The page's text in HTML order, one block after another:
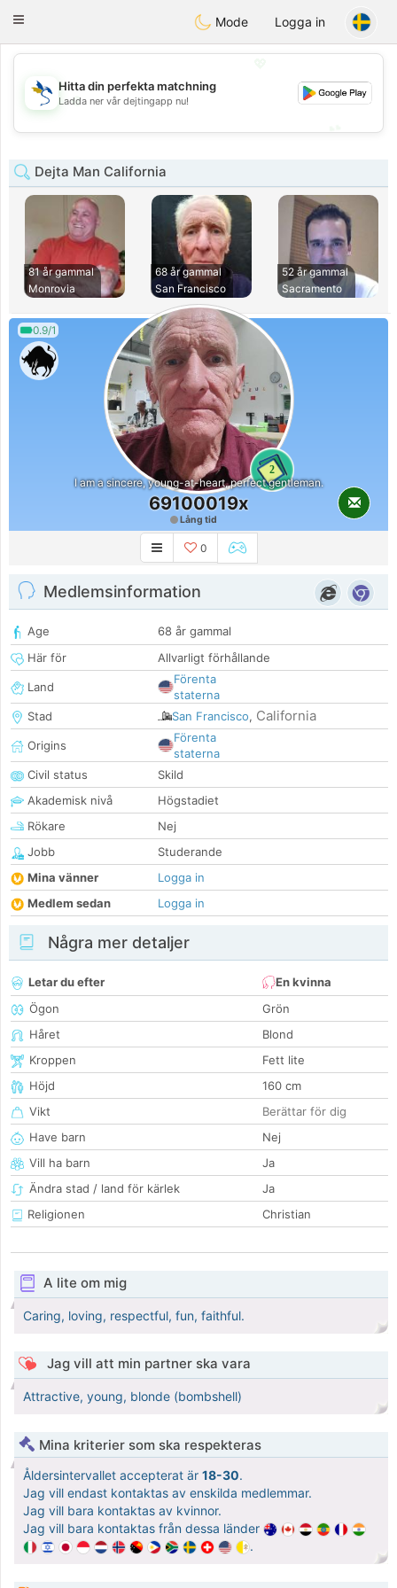
SvenskaDating
Toggle
Mode Logga in
💖
💕
Hitta din perfekta matchning
Ladda ner vår dejtingapp nu!
Dejta Man California
81 år gammal
Monrovia
68 år gammal
San Francisco
52 år gammal
Sacramento
0.9/1
2
I am a sincere, young-at-heart, perfect gentleman.
69100019x
Lång tid
0
Medlemsinformation
Age
68 år gammal
Här för
Allvarligt förhållande
Land
Förenta
staterna
Stad
San Francisco, California
Origins
Förenta
staterna
Civil status
Skild
Akademisk nivå
Högstadiet
Rökare
Nej
Jobb
Studerande
Mina vänner
Logga in
Medlem sedan
Logga in
Några mer detaljer
Letar du efter
En kvinna
Ögon
Grön
Håret
Blond
Kroppen
Fett lite
Höjd
160 cm
Vikt
Berättar för dig
Have barn
Nej
Vill ha barn
Ja
Ändra stad / land för kärlek
Ja
Religionen
Christian
A lite om mig
Caring, loving, respectful, fun, faithful.
Jag vill att min partner ska vara
Attractive, young, blonde (bombshell)
Mina kriterier som ska respekteras
Åldersintervallet accepterat är 18-30.
Jag vill endast kontaktas av enskilda medlemmar.
Jag vill bara kontaktas av kvinnor.
Jag vill bara kontaktas från dessa länder
.